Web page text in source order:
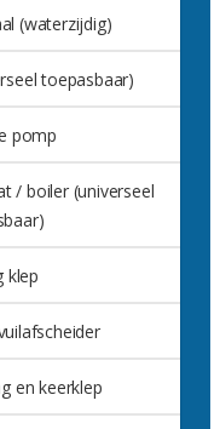
(waterzijdig)
toepasbaar)
pomp
/ boiler (universeel
klep
en keerklep